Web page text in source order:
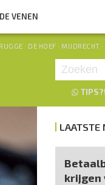
VENEN
· DE HOEF · MIJDRECHT ·
TIPS?!
LAATSTE
krijgen